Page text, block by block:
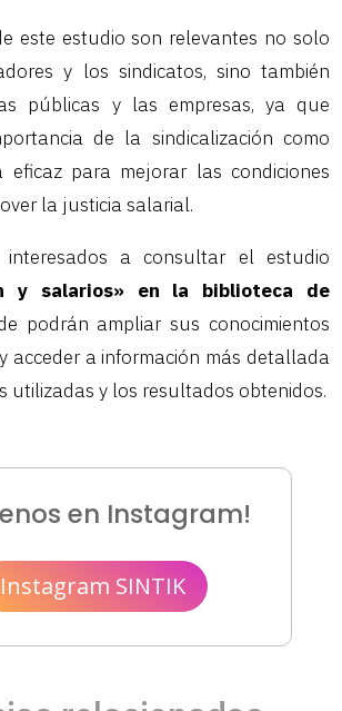
este estudio son relevantes no solo
y los sindicatos, sino también
públicas y las empresas, ya que
de la sindicalización como
eficaz para mejorar las condiciones
la justicia salarial.
a consultar el estudio
y salarios» en la biblioteca de
podrán ampliar sus conocimientos
acceder a información más detallada
utilizadas y los resultados obtenidos.
en Instagram!
Instagram SINTIK